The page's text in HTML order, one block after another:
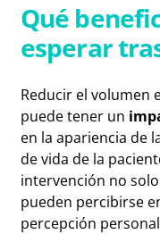
Qué
esperar
Reducir el volumen
puede tener un
en la apariencia de
de vida de la
intervención no
pueden percibirse
percepción